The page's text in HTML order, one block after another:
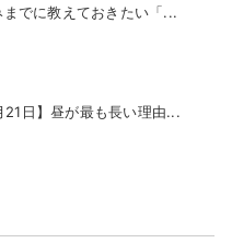
でに教えておきたい「...
21日】昼が最も長い理由...